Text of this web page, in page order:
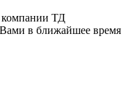
ТД
в ближайшее время